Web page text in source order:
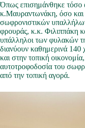
Όπως επισημάνθηκε τόσο
κ.Μαυραντωνάκη, όσο και
σωφρονιστικών
φρουράς, κ.κ. Φιλιππάκη
υπάλληλοι των φυλακών
διανύουν καθημερινά 140
και στην τοπική
αυτοτροφοδοσία του
από την τοπική αγορά.